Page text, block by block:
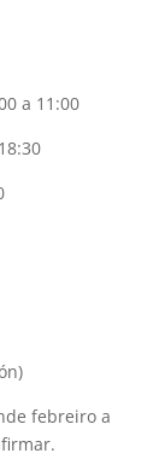
a 11:00
febreiro a